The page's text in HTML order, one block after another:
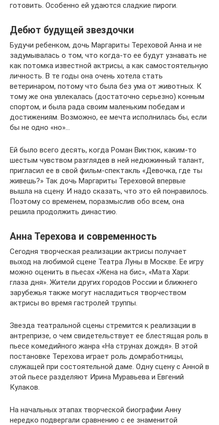
готовить. Особенно ей удаются сладкие пироги.
Дебют будущей звездочки
Будучи ребенком, дочь Маргариты Тереховой Анна и не
задумывалась о том, что когда-то ее будут узнавать не
как потомка известной актрисы, а как самостоятельную
личность. В те годы она очень хотела стать
ветеринаром, потому что была без ума от животных. К
тому же она увлекалась (достаточно серьезно) конным
спортом, и была рада своим маленьким победам и
достижениям. Возможно, ее мечта исполнилась бы, если
бы не одно «но»…
Ей было всего десять, когда Роман Виктюк, каким-то
шестым чувством разглядев в ней недюжинный талант,
пригласил ее в свой фильм-спектакль «Девочка, где ты
живешь?» Так дочь Маргариты Тереховой впервые
вышла на сцену. И надо сказать, что это ей понравилось.
Поэтому со временем, поразмыслив обо всем, она
решила продолжить династию.
Анна Терехова и современность
Сегодня творческая реализации актрисы получает
выход на любимой сцене Театра Луны в Москве. Ее игру
можно оценить в пьесах «Жена на бис», «Мата Хари:
глаза дня». Жители других городов России и ближнего
зарубежья также могут насладиться творчеством
актрисы во время гастролей труппы.
Звезда театральной сцены стремится к реализации в
антрепризе, о чем свидетельствует ее блестящая роль в
пьесе комедийного жанра «На струнах дождя». В этой
постановке Терехова играет роль домработницы,
служащей при состоятельной даме. Одну сцену с Анной в
этой пьесе разделяют Ирина Муравьева и Евгений
Кулаков.
На начальных этапах творческой биографии Анну
нередко подвергали сравнению с ее знаменитой